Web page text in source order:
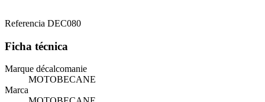
Referencia DEC080
Ficha técnica
Marque décalcomanie
MOTOBECANE
Marca